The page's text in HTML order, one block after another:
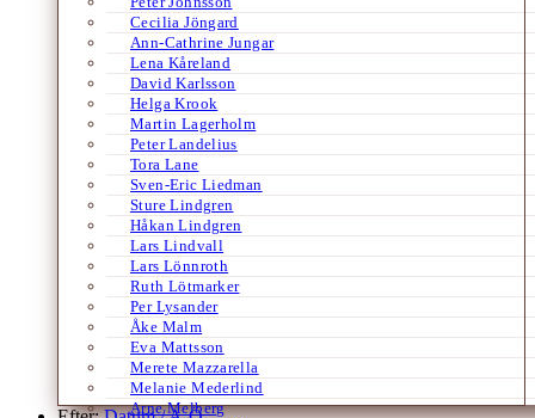
Cecilia Jöngard
Ann-Cathrine Jungar
Lena Kåreland
David Karlsson
Helga Krook
Martin Lagerholm
Peter Landelius
Tora Lane
Sven-Eric Liedman
Sture Lindgren
Håkan Lindgren
Lars Lindvall
Lars Lönnroth
Ruth Lötmarker
Per Lysander
Åke Malm
Eva Mattsson
Merete Mazzarella
Melanie Mederlind
Arne Melberg